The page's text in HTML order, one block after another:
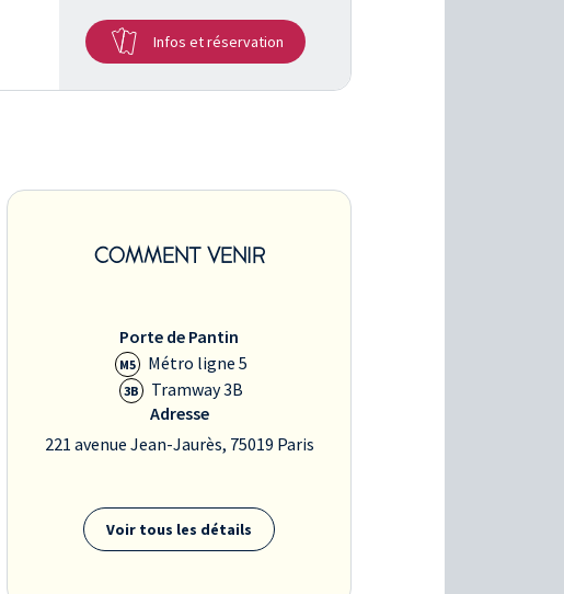
Infos et réservation
COMMENT VENIR
Porte de Pantin
M5 Métro ligne 5
3B
Tramway 3B
Adresse
221 avenue Jean-Jaurès, 75019 Paris
Voir tous les détails